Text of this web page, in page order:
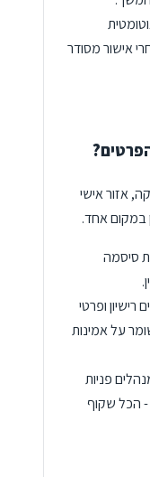
אישור מסודר
אזור אישי
במקום אחד.
סיסמה
ופרטי
על אמינות
פניות
- הכל שקוף